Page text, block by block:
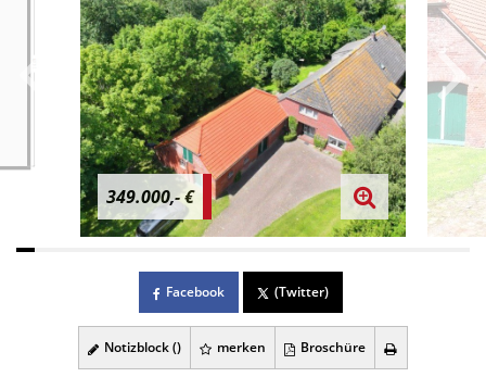
349.000,- €
Facebook (Twitter)
Notizblock () merken Broschüre